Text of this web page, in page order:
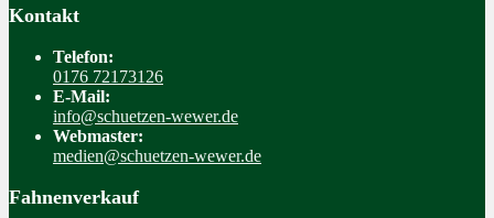
Kontakt
Telefon:
0176 72173126
E-Mail:
info@schuetzen-wewer.de
Webmaster:
medien@schuetzen-wewer.de
Fahnenverkauf